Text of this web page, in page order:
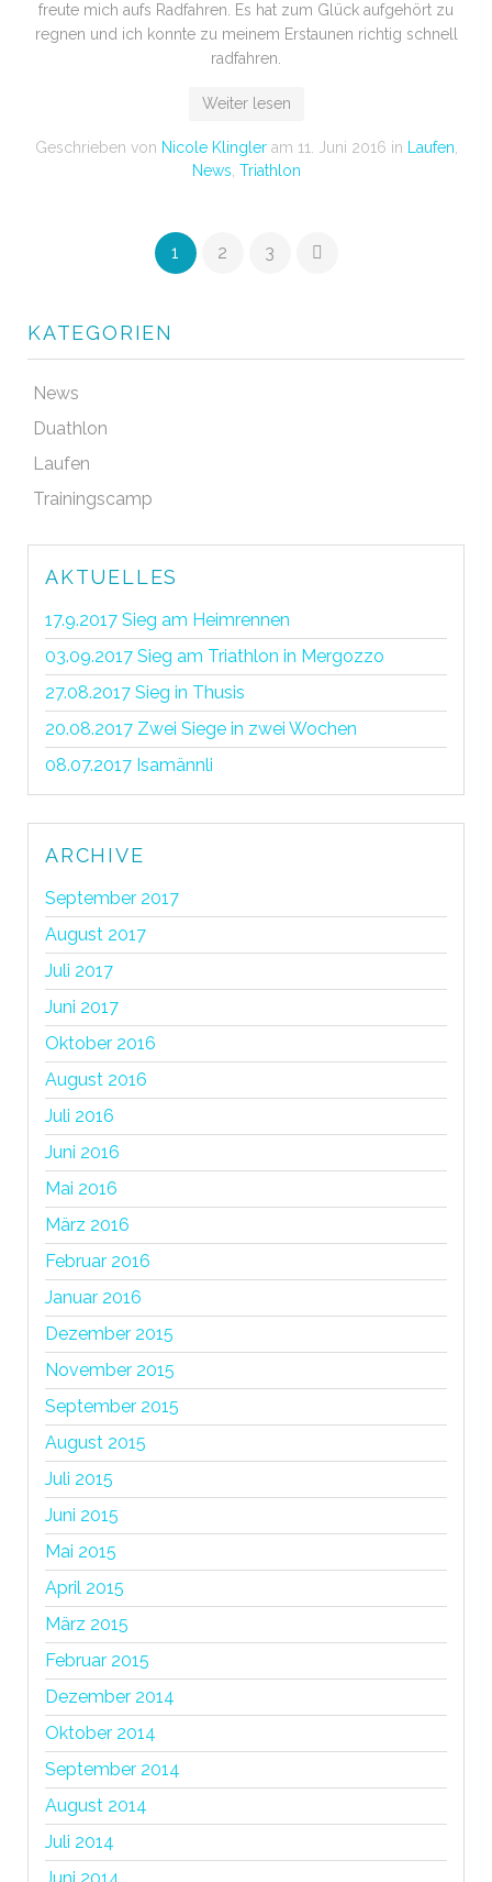
freute mich aufs Radfahren. Es hat zum Glück aufgehört zu
regnen und ich konnte zu meinem Erstaunen richtig schnell
radfahren.
Weiter lesen
Geschrieben von Nicole Klingleram 11. Juni 2016 in Laufen
News Triathlon
1 2 3
KATEGORIEN
News
Duathlon
Laufen
Trainingscamp
AKTUELLES
17.9.2017 Sieg am Heimrennen
03.09.2017 Sieg am Triathlon in Mergozzo
27.08.2017 Sieg in Thusis
20.08.2017 Zwei Siege in zwei Wochen
08.07.2017 Isamännli
ARCHIVE
September 2017
August 2017
Juli 2017
Juni 2017
Oktober 2016
August 2016
Juli 2016
Juni 2016
Mai 2016
März 2016
Februar 2016
Januar 2016
Dezember 2015
November 2015
September 2015
August 2015
Juli 2015
Juni 2015
Mai 2015
April 2015
März 2015
Februar 2015
Dezember 2014
Oktober 2014
September 2014
August 2014
Juli 2014